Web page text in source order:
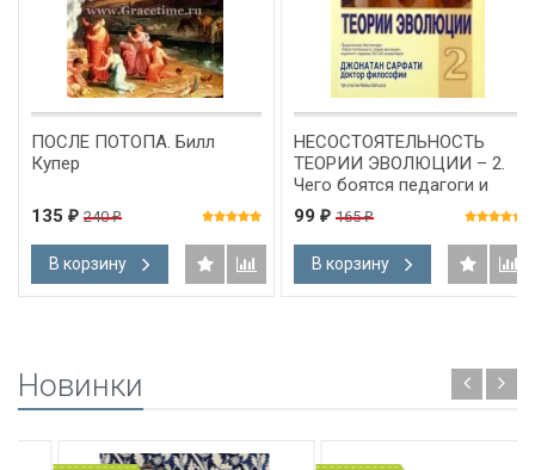
ПОСЛЕ ПОТОПА. Билл
Купер
135 ₽ 240₽
В корзину
НЕСОСТОЯТЕЛЬНОСТЬ
ТЕОРИИ ЭВОЛЮЦИИ – 2.
Чего боятся педагоги и
ученые? Джонатан
Сарфати
99 ₽ 165₽
В корзину
Новинки